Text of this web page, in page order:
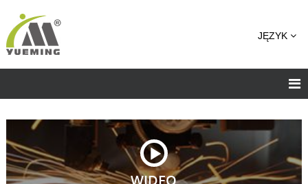
JĘZYK